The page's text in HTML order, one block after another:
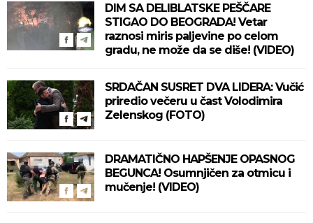
DIM SA DELIBLATSKE PEŠČARE
STIGAO DO BEOGRADA! Vetar
raznosi miris paljevine po celom
gradu, ne može da se diše! (VIDEO)
SRDAČAN SUSRET DVA LIDERA: Vučić
priredio večeru u čast Volodimira
Zelenskog (FOTO)
DRAMATIČNO HAPŠENJE OPASNOG
BEGUNCA! Osumnjičen za otmicu i
mučenje! (VIDEO)